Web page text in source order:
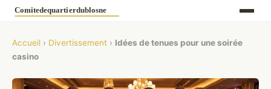
Accueil › Divertissement › Idées de tenues pour une soirée
casino